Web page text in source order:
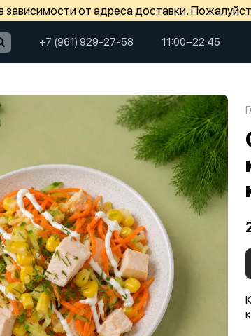
зависимости от адреса доставки.
+7 (961) 929-27-58 11:00−22:45